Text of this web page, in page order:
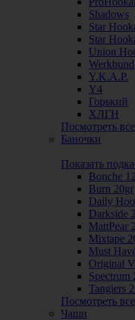
Shadows
Star
Star
Union
Y.K.A.P.
Y4
Горький
ХЛГН
Посмотреть
Баночки
Показать
Bonche
Burn 20gr
Daily
Darkside
MattPear
Mixtape
Must
Original
Spectrum
Tangiers
Посмотреть
Чаши